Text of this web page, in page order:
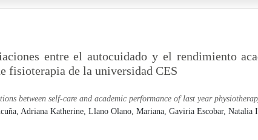
entre el autocuidado y el rendimiento
fisioterapia de la universidad CES
between self-care and academic performance of last year
Adriana Katherine, Llano Olano, Mariana, Gaviria Escobar, Natalia